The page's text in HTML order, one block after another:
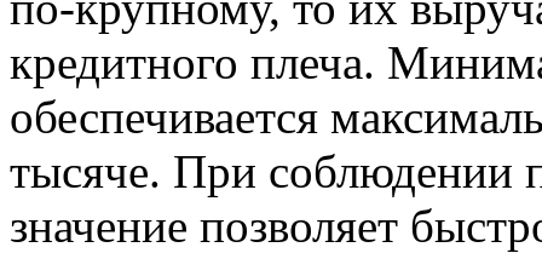
кредитного плеча.
обеспечивается
тысяче. При соблюдении
значение позволяет